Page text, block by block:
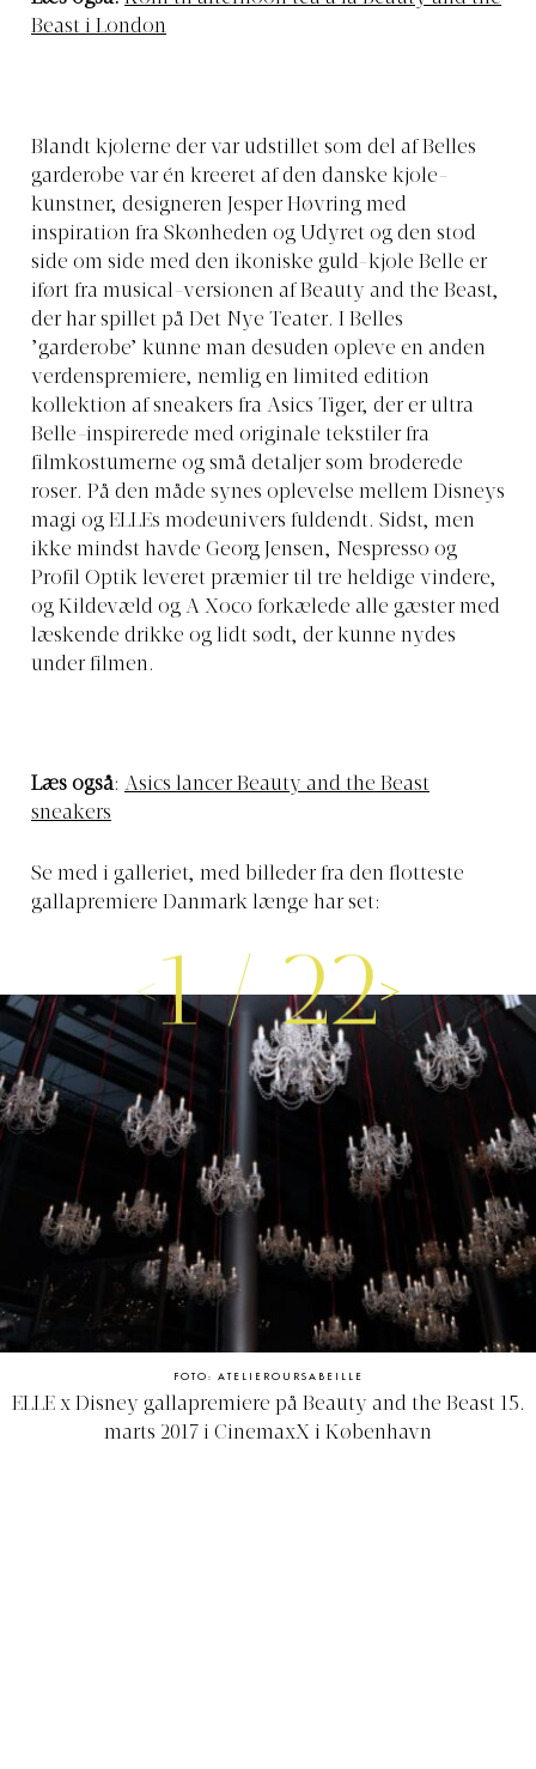
Beast i London
Blandt kjolerne der var udstillet som del af Belles
garderobe var én kreeret af den danske kjole-
kunstner, designeren Jesper Høvring med
inspiration fra Skønheden og Udyret og den stod
side om side med den ikoniske guld-kjole Belle er
iført fra musical-versionen af Beauty and the Beast,
der har spillet på Det Nye Teater. I Belles
’garderobe’ kunne man desuden opleve en anden
verdenspremiere, nemlig en limited edition
kollektion af sneakers fra Asics Tiger, der er ultra
Belle-inspirerede med originale tekstiler fra
filmkostumerne og små detaljer som broderede
roser. På den måde synes oplevelse mellem Disneys
magi og ELLEs modeunivers fuldendt. Sidst, men
ikke mindst havde Georg Jensen, Nespresso og
Profil Optik leveret præmier til tre heldige vindere,
og Kildevæld og A Xoco forkælede alle gæster med
læskende drikke og lidt sødt, der kunne nydes
under filmen.
Læs også: Asics lancer Beauty and the Beast
sneakers
Se med i galleriet, med billeder fra den flotteste
gallapremiere Danmark længe har set:
1/22
FOTO: ATELIEROURSABEILLE
ELLE x Disney gallapremiere på Beauty and the Beast 15.
marts 2017 i CinemaxX i København